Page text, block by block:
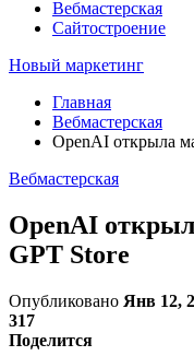
Вебмастерская
Сайтостроение
Новый маркетинг
Главная
Вебмастерская
OpenAI открыла
Вебмастерская
OpenAI
GPT Store
Опубликовано Янв 12,
317
Поделится